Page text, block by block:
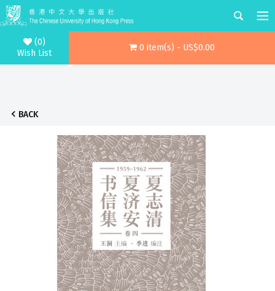
(0)
Wish List
0 item(s) - US$0.00
BACK